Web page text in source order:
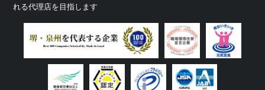
れる代理店を目指します